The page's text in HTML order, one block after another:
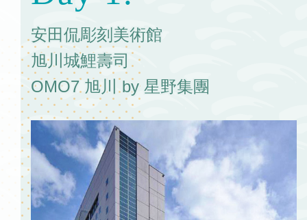
安田侃彫刻美術館
旭川城鯉壽司
OMO7 旭川 by 星野集團